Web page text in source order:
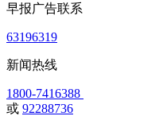
早报广告联系
63196319
新闻热线
1800-7416388
或 92288736